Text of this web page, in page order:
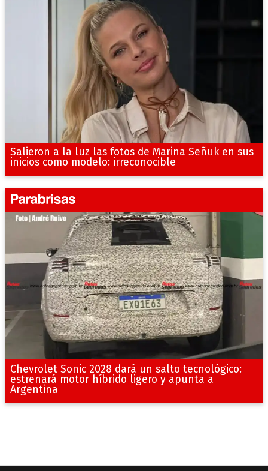
Salieron a la luz las fotos de Marina Señuk en sus
inicios como modelo: irreconocible
Chevrolet Sonic 2028 dará un salto tecnológico:
estrenará motor híbrido ligero y apunta a
Argentina